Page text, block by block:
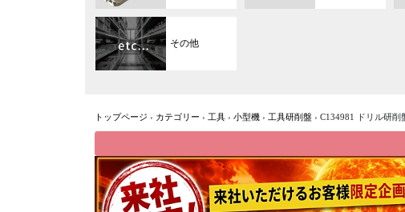
その他
トップページ › カテゴリー › 工具 › 小型機 › 工具研削盤 › C134981 ドリル研削